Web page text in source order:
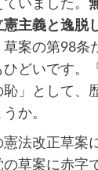
いました。
憲主義と逸脱
案の第98条
どいです。
」として、
か。
法改正草案
草案に赤字